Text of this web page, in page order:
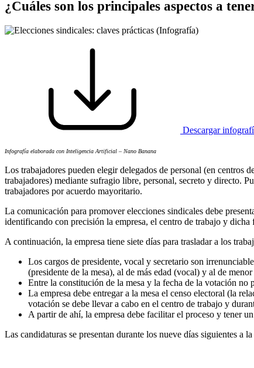
¿Cuáles son los principales aspectos a
Descargar
Infografía elaborada con Inteligencia Artificial – Nano Banana
Los trabajadores pueden elegir delegados de personal (en centros
trabajadores) mediante sufragio libre, personal, secreto y directo.
trabajadores por acuerdo mayoritario.
La comunicación para promover elecciones sindicales debe
identificando con precisión la empresa, el centro de trabajo y dicha
A continuación, la empresa tiene siete días para trasladar a los
Los cargos de presidente, vocal y secretario son
(presidente de la mesa), al de más edad (vocal) y al de
Entre la constitución de la mesa y la fecha de la votación no
La empresa debe entregar a la mesa el censo electoral (la
votación se debe llevar a cabo en el centro de trabajo y
A partir de ahí, la empresa debe facilitar el proceso y tener
Las candidaturas se presentan durante los nueve días siguientes